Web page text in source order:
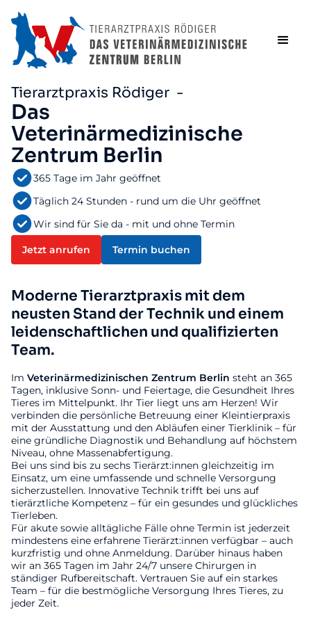
Tierarztpraxis Rödiger -
Das
Veterinärmedizinische
Zentrum Berlin
365 Tage im Jahr geöffnet
Täglich 24 Stunden - rund um die Uhr geöffnet
Wir sind für Sie da - mit und ohne Termin
Jetzt anrufen Termin buchen
Moderne Tierarztpraxis mit dem
neusten Stand der Technik und einem
leidenschaftlichen und qualifizierten
Team.
Im Veterinärmedizinischen Zentrum Berlin steht an 365
Tagen, inklusive Sonn- und Feiertage, die Gesundheit Ihres
Tieres im Mittelpunkt. Ihr Tier liegt uns am Herzen! Wir
verbinden die persönliche Betreuung einer Kleintierpraxis
mit der Ausstattung und den Abläufen einer Tierklinik – für
eine gründliche Diagnostik und Behandlung auf höchstem
Niveau, ohne Massenabfertigung.
Bei uns sind bis zu sechs Tierärzt:innen gleichzeitig im
Einsatz, um eine umfassende und schnelle Versorgung
sicherzustellen. Innovative Technik trifft bei uns auf
tierärztliche Kompetenz – für ein gesundes und glückliches
Tierleben.
Für akute sowie alltägliche Fälle ohne Termin ist jederzeit
mindestens eine erfahrene Tierärzt:innen verfügbar – auch
kurzfristig und ohne Anmeldung. Darüber hinaus haben
wir an 365 Tagen im Jahr 24/7 unsere Chirurgen in
ständiger Rufbereitschaft. Vertrauen Sie auf ein starkes
Team – für die bestmögliche Versorgung Ihres Tieres, zu
jeder Zeit.